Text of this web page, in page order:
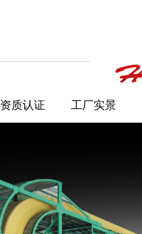
资质认证 工厂实景